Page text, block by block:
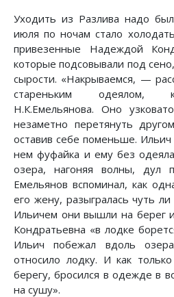
Уходить из Разлива надо
июля по ночам стало
привезенные Надеждой
которые подсовывали под
сырости. «Накрываемся, —
стареньким одеялом,
Н.К.Емельянова. Оно
незаметно перетянуть
оставив себе поменьше. Ильич
нем фуфайка и ему без
озера, нагоняя волны, дул
Емельянов вспоминал, как
его жену, разыгралась чуть
Ильичем они вышли на берег
Кондратьевна «в лодке
Ильич побежал вдоль
относило лодку. И как
берегу, бросился в одежде в
на сушу».